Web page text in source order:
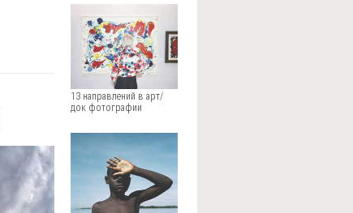
13 направлений в арт/
док фотографии